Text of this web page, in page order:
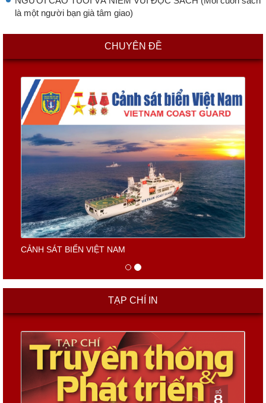
là một người bạn già tâm giao)
CHUYÊN ĐỀ
CẢNH SÁT BIỂN VIỆT NAM
TẠP CHÍ IN